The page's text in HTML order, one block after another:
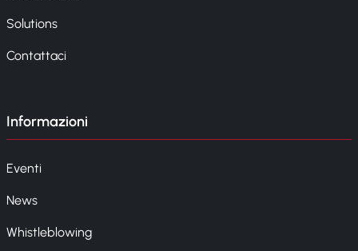
Solutions
Contattaci
Informazioni
Eventi
News
Whistleblowing